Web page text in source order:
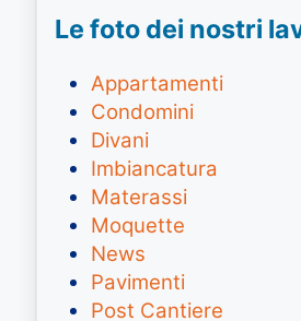
Le foto dei nostri
Appartamenti
Condomini
Divani
Imbiancatura
Materassi
Moquette
News
Pavimenti
Post Cantiere